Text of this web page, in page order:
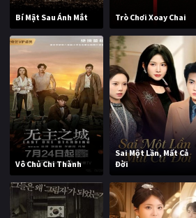
Bí Mật Sau Ánh Mắt Trò Chơi Xoay Chai
Vô Chủ Chi Thành
Sai Một Lần, Mất Cả
Đời